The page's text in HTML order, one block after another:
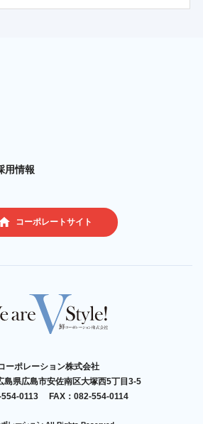
用情報
コーポレートサイト
ーポレーション株式会社
島県広島市安佐南区大塚西5丁目3-5
0113 FAX：082-554-0114